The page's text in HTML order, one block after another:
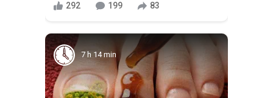
292 199 83
7 h 14 min